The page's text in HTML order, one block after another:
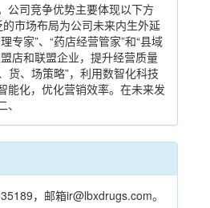
公司竞争优势主要体现以下方
市场布局为公司未来内生外延
家”、“药店经营管家”和“县域
店和联盟企业，提升经营质量
货、场策略”，利用数智化科技
能化，优化营销效率。在未来发
，邮箱ir@lbxdrugs.com。